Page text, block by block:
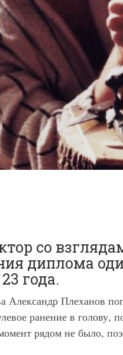
со
диплома
года.
Александр Плеханов
ранение в голову,
рядом не было,